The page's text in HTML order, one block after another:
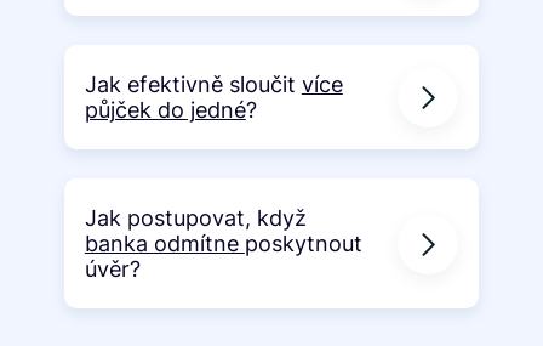
Jak efektivně sloučit více
půjček do jedné?
Jak postupovat, když
banka odmítne poskytnout
úvěr?